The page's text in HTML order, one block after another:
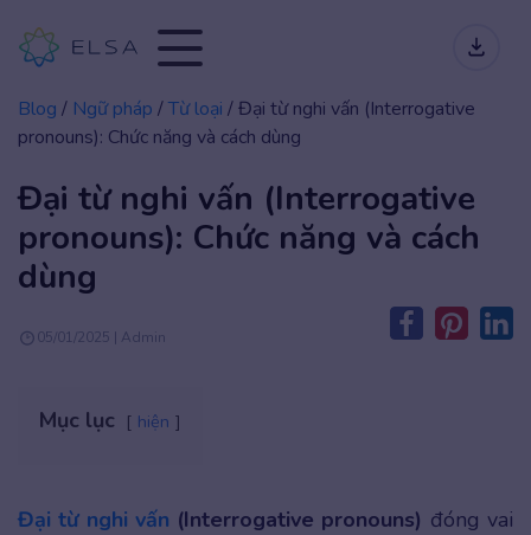
Blog / Ngữ pháp /Từ loại /Đại từ nghi vấn (Interrogative
pronouns): Chức năng và cách dùng
Đại từ nghi vấn (Interrogative
pronouns): Chức năng và cách
dùng
05/01/2025 | Admin
Mục lục hiện
Đại từ nghi vấn (Interrogative pronouns) đóng vai